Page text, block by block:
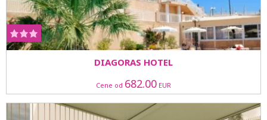
DIAGORAS HOTEL
Cene od 682.00 EUR